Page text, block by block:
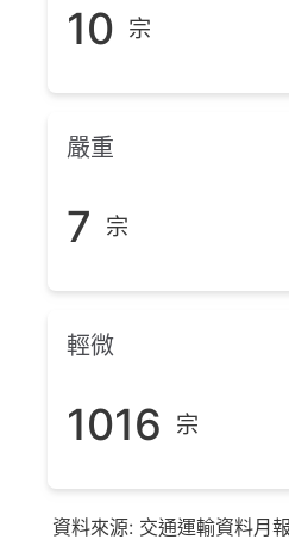
10 宗
嚴重
7 宗
輕微
1016 宗
資料來源: 交通運輸資料月報